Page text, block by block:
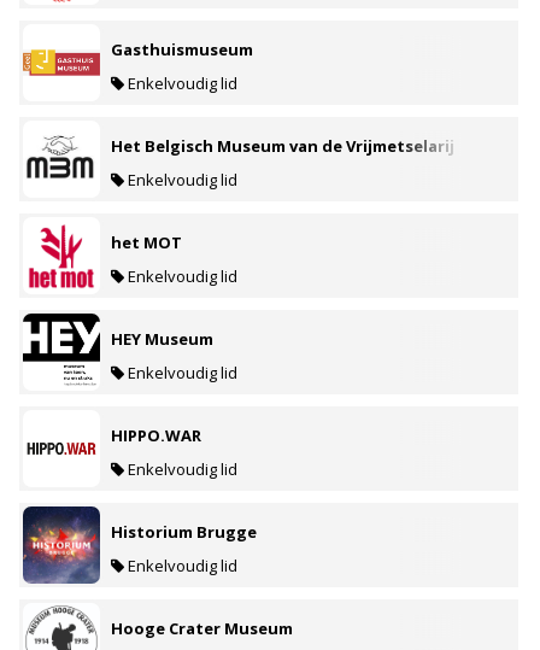
Gasthuismuseum
Enkelvoudig lid
Het Belgisch Museum van de Vrijmetselarij
Enkelvoudig lid
het MOT
Enkelvoudig lid
HEY Museum
Enkelvoudig lid
HIPPO.WAR
Enkelvoudig lid
Historium Brugge
Enkelvoudig lid
Hooge Crater Museum